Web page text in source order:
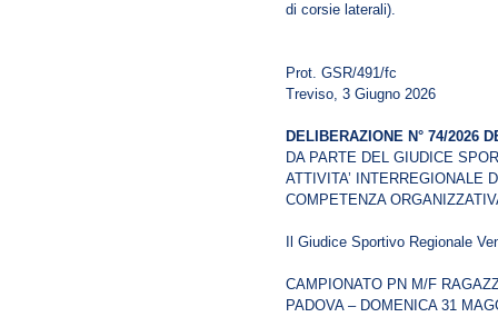
di corsie laterali).
Prot. GSR/491/fc
Treviso, 3 Giugno 2026
DELIBERAZIONE N° 74/2026
DA PARTE DEL GIUDICE
ATTIVITA’ INTERREGIONALE
COMPETENZA
Il Giudice Sportivo Regionale
CAMPIONATO PN M/F
PADOVA – DOMENICA 31